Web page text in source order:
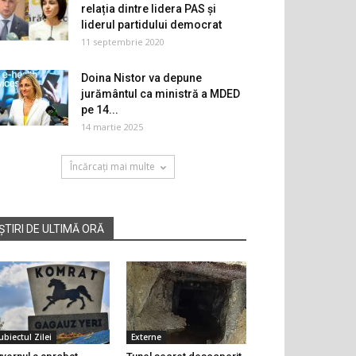
relația dintre lidera PAS și
liderul partidului democrat
11 septembrie 2020
Doina Nistor va depune
jurământul ca ministră a MDED
pe 14...
14 martie 2025
Încărcați mai multe
DE ULTIMĂ ORĂ
Zilei Externe